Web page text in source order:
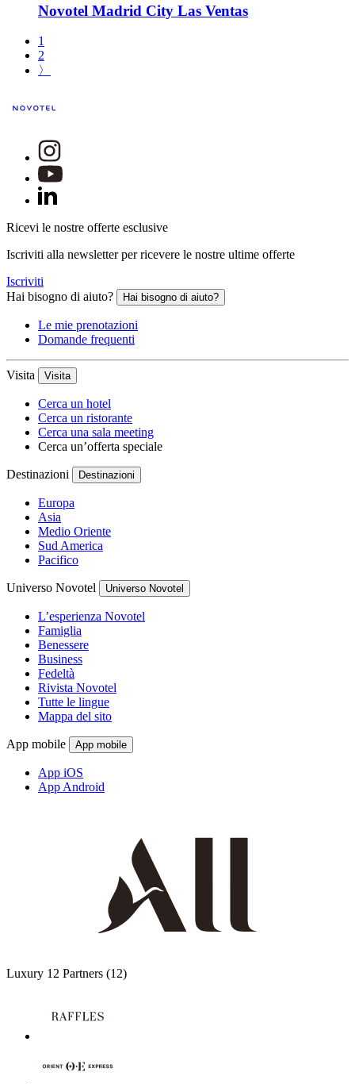
Novotel Madrid City Las Ventas
1
2
〉
Ricevi le nostre offerte esclusive
Iscriviti alla newsletter per ricevere le nostre ultime offerte
Iscriviti
Hai bisogno di aiuto?
Hai bisogno di aiuto?
Le mie prenotazioni
Domande frequenti
Visita Visita
Cerca un hotel
Cerca un ristorante
Cerca una sala meeting
Cerca un’offerta speciale
Destinazioni Destinazioni
Europa
Asia
Medio Oriente
Sud America
Pacifico
Universo Novotel Universo Novotel
L’esperienza Novotel
Famiglia
Benessere
Business
Fedeltà
Rivista Novotel
Tutte le lingue
Mappa del sito
App mobile App mobile
App iOS
App Android
Luxury 12 Partners (12)